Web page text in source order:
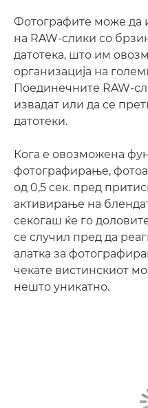
Фотографите може да
на RAW-слики со
датотека, што им
организација на
Поединечните RAW-
извадат или да се
датотеки.
Кога е овозможена
фотографирање,
од 0,5 сек. пред
активирање на
секогаш ќе го
се случил пред да
алатка за
чекате вистинскиот
нешто уникатно.